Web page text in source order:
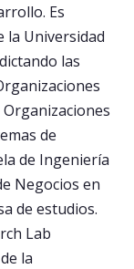
Es
la Universidad
las
de
de Ingeniería
Negocios en
de estudios.
Lab
la